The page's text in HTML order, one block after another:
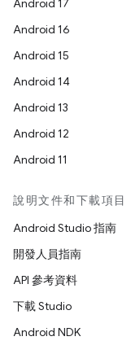
Android 17
Android 16
Android 15
Android 14
Android 13
Android 12
Android 11
說明文件和下載項目
Android Studio 指南
開發人員指南
API 參考資料
下載 Studio
Android NDK